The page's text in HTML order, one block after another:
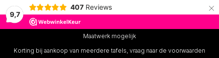
9,7
407 Reviews ×
Maatwerk mogelijk
Korting bij aankoop van meerdere tafels, vraag naar de voorwaarden